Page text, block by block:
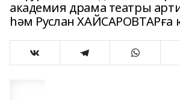
академия драма театры
һәм Руслан ХАЙСАРОВТАРға